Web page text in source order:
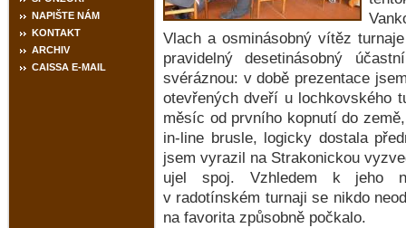
NAPIŠTE NÁM
KONTAKT
ARCHIV
CAISSA E-MAIL
Vlach a osminásobný vítěz
pravidelný desetinásobný
svéráznou: v době prezentace
otevřených dveří u lochkovského
měsíc od prvního kopnutí do
in-line brusle, logicky dostala
jsem vyrazil na Strakonickou
ujel spoj. Vzhledem k jeho
v radotínském turnaji se nikdo
na favorita způsobně počkalo.